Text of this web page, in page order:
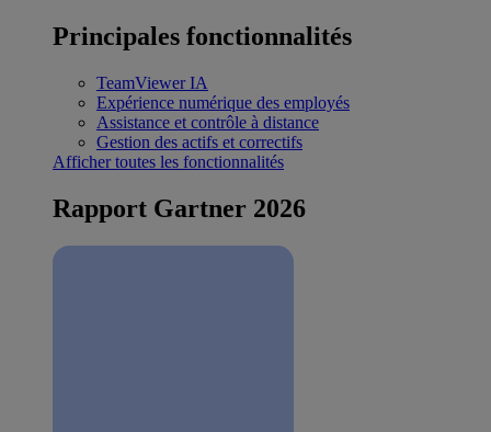
Principales fonctionnalités
TeamViewer IA
Expérience numérique des employés
Assistance et contrôle à distance
Gestion des actifs et correctifs
Afficher toutes les fonctionnalités
Rapport Gartner 2026